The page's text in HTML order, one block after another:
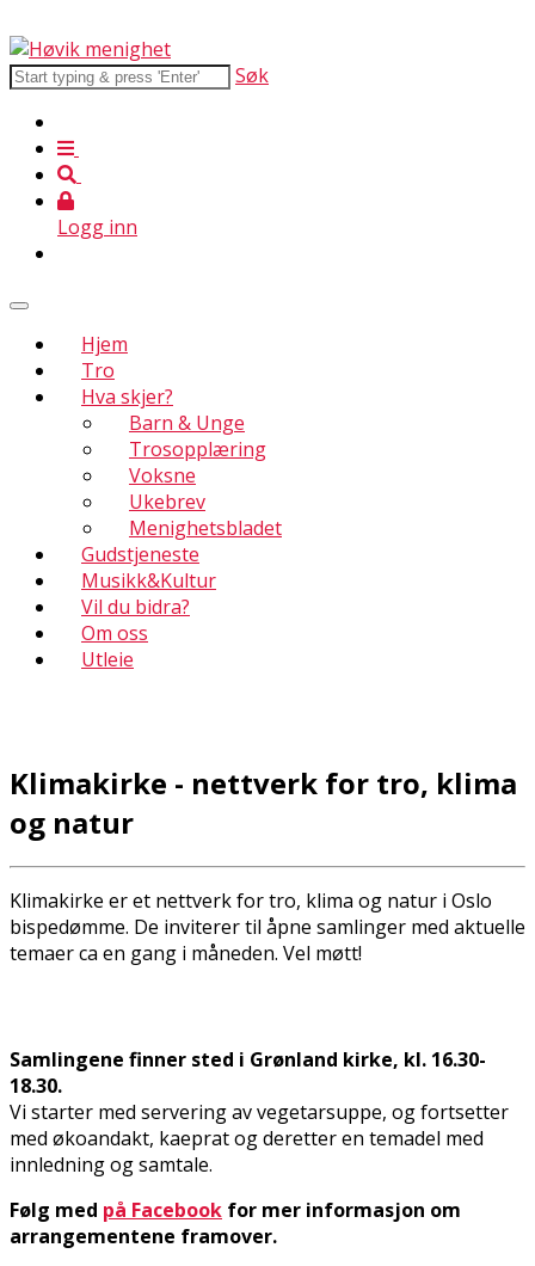
Søk
Logg inn
Hjem
Tro
Hva skjer?
Barn & Unge
Trosopplæring
Voksne
Ukebrev
Menighetsbladet
Gudstjeneste
Musikk&Kultur
Vil du bidra?
Om oss
Utleie
Klimakirke - nettverk for tro, klima
og natur
Klimakirke er et nettverk for tro, klima og natur i Oslo
bispedømme. De inviterer til åpne samlinger med aktuelle
temaer ca en gang i måneden. Vel møtt!
Samlingene finner sted i Grønland kirke, kl. 16.30-
18.30.
Vi starter med servering av vegetarsuppe, og fortsetter
med økoandakt, kaffeprat og deretter en temadel med
innledning og samtale.
Følg med på Facebook for mer informasjon om
arrangementene framover.